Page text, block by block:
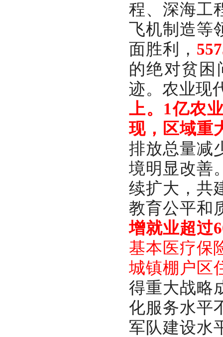
程、深海工
飞机制造等
面胜利，
的绝对贫困
迹。农业现
上。1亿农
现，区域重
排放总量减
境明显改善
续扩大，共
教育公平和
增就业超过
基本医疗保
城镇棚户区
得重大战略
化服务水平
军队建设水